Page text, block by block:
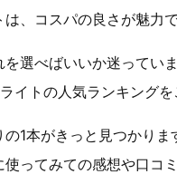
、コスパの良さが魅力で
を選べばいいか迷って
イトの人気ランキングを
1本がきっと見つかりま
ってみての感想や口コ